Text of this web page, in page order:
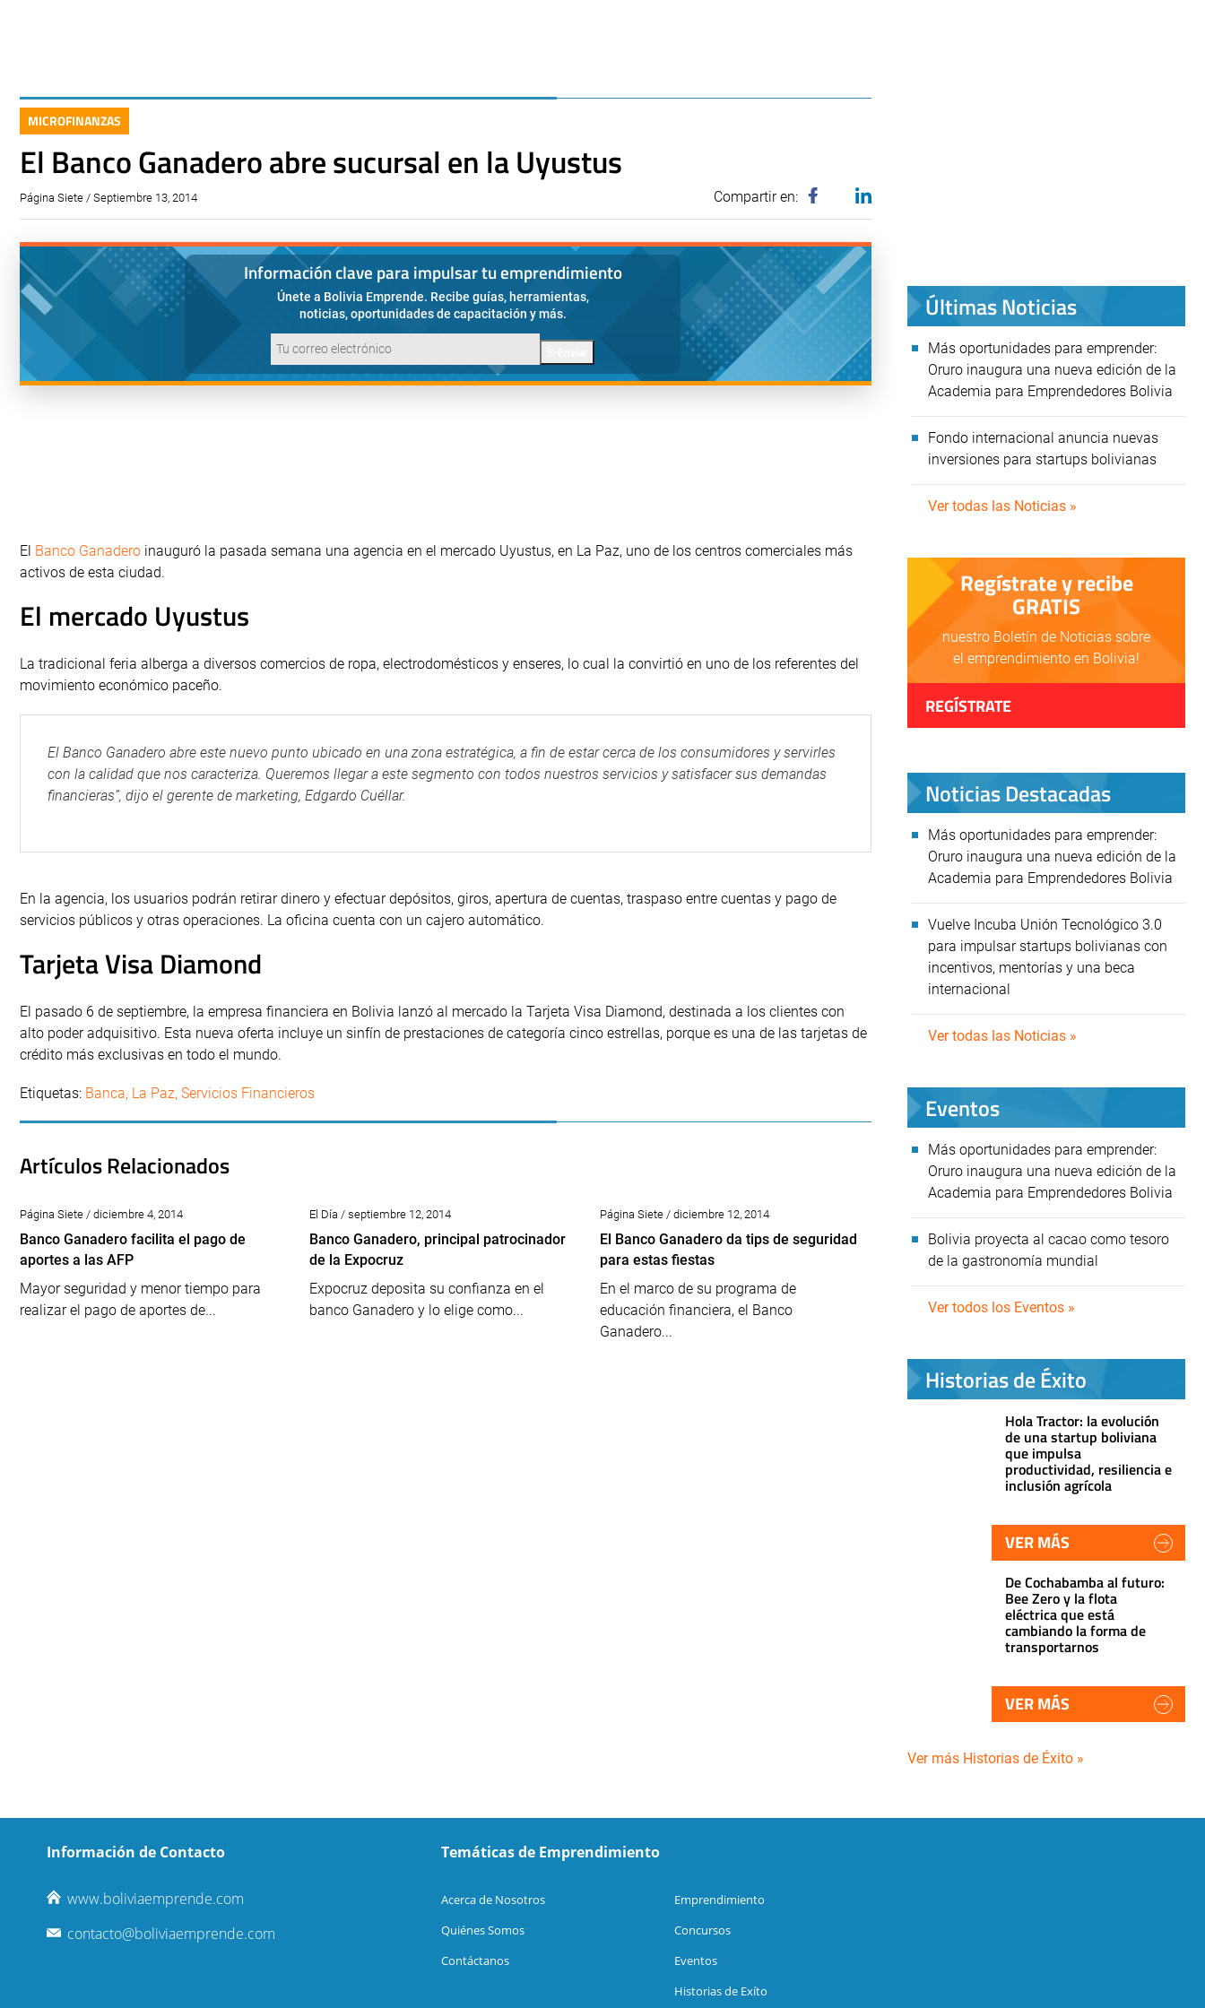
MICROFINANZAS
El Banco Ganadero abre sucursal en la Uyustus
Página Siete / Septiembre 13, 2014 Compartir en:
Información clave para impulsar tu emprendimiento
Únete a Bolivia Emprende. Recibe guías, herramientas,
noticias, oportunidades de capacitación y más.
El Banco Ganadero inauguró la pasada semana una agencia en el mercado Uyustus, en La Paz, uno de los centros comerciales más
activos de esta ciudad.
El mercado Uyustus
La tradicional feria alberga a diversos comercios de ropa, electrodomésticos y enseres, lo cual la convirtió en uno de los referentes del
movimiento económico paceño.
El Banco Ganadero abre este nuevo punto ubicado en una zona estratégica, a fin de estar cerca de los consumidores y servirles
con la calidad que nos caracteriza. Queremos llegar a este segmento con todos nuestros servicios y satisfacer sus demandas
financieras”, dijo el gerente de marketing, Edgardo Cuéllar.
En la agencia, los usuarios podrán retirar dinero y efectuar depósitos, giros, apertura de cuentas, traspaso entre cuentas y pago de
servicios públicos y otras operaciones. La oficina cuenta con un cajero automático.
Tarjeta Visa Diamond
El pasado 6 de septiembre, la empresa financiera en Bolivia lanzó al mercado la Tarjeta Visa Diamond, destinada a los clientes con
alto poder adquisitivo. Esta nueva oferta incluye un sinfín de prestaciones de categoría cinco estrellas, porque es una de las tarjetas de
crédito más exclusivas en todo el mundo.
Etiquetas: Banca, La Paz, Servicios Financieros
Artículos Relacionados
Página Siete / diciembre 4, 2014
Banco Ganadero facilita el pago de
aportes a las AFP
Mayor seguridad y menor tiempo para
realizar el pago de aportes de...
El Día / septiembre 12, 2014
Banco Ganadero, principal patrocinador
de la Expocruz
Expocruz deposita su confianza en el
banco Ganadero y lo elige como...
Página Siete / diciembre 12, 2014
El Banco Ganadero da tips de seguridad
para estas fiestas
En el marco de su programa de
educación financiera, el Banco
Ganadero...
Últimas Noticias
Más oportunidades para emprender:
Oruro inaugura una nueva edición de la
Academia para Emprendedores Bolivia
Fondo internacional anuncia nuevas
inversiones para startups bolivianas
Ver todas las Noticias »
Regístrate y recibe
GRATIS
nuestro Boletín de Noticias sobre
el emprendimiento en Bolivia!
REGÍSTRATE
Noticias Destacadas
Más oportunidades para emprender:
Oruro inaugura una nueva edición de la
Academia para Emprendedores Bolivia
Vuelve Incuba Unión Tecnológico 3.0
para impulsar startups bolivianas con
incentivos, mentorías y una beca
internacional
Ver todas las Noticias »
Eventos
Más oportunidades para emprender:
Oruro inaugura una nueva edición de la
Academia para Emprendedores Bolivia
Bolivia proyecta al cacao como tesoro
de la gastronomía mundial
Ver todos los Eventos »
Historias de Éxito
Hola Tractor: la evolución
de una startup boliviana
que impulsa
productividad, resiliencia e
inclusión agrícola
VER MÁS
De Cochabamba al futuro:
Bee Zero y la flota
eléctrica que está
cambiando la forma de
transportarnos
VER MÁS
Ver más Historias de Éxito »
Información de Contacto
www.boliviaemprende.com
contacto@boliviaemprende.com
Temáticas de Emprendimiento
Acerca de Nosotros
Quiénes Somos
Contáctanos
Emprendimiento
Concursos
Eventos
Historias de Exíto